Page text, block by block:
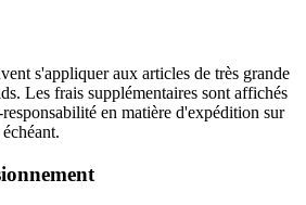
s'appliquer aux articles de très grande
Les frais supplémentaires sont affichés
en matière d'expédition sur